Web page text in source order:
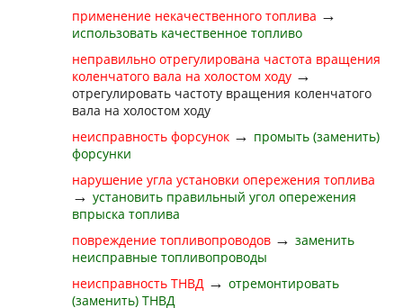
применение некачественного топлива →
использовать качественное топливо
неправильно отрегулирована частота вращения
коленчатого вала на холостом ходу →
отрегулировать частоту вращения коленчатого
вала на холостом ходу
неисправность форсунок → промыть (заменить)
форсунки
нарушение угла установки опережения топлива
→ установить правильный угол опережения
впрыска топлива
повреждение топливопроводов → заменить
неисправные топливопроводы
неисправность ТНВД → отремонтировать
(заменить) ТНВД